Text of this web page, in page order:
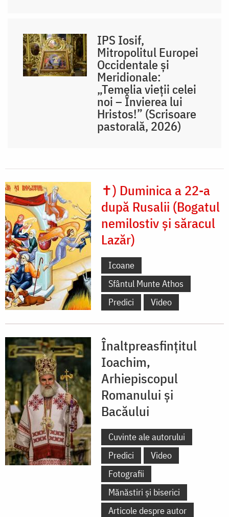
IPS Iosif,
Mitropolitul Europei
Occidentale și
Meridionale:
„Temelia vieții celei
noi – Învierea lui
Hristos!” (Scrisoare
pastorală, 2026)
✝) Duminica a 22-a
după Rusalii (Bogatul
nemilostiv și săracul
Lazăr)
Icoane
Sfântul Munte Athos
Predici
Video
Înaltpreasfințitul
Ioachim,
Arhiepiscopul
Romanului și
Bacăului
Cuvinte ale autorului
Predici
Video
Fotografii
Mănăstiri și biserici
Articole despre autor